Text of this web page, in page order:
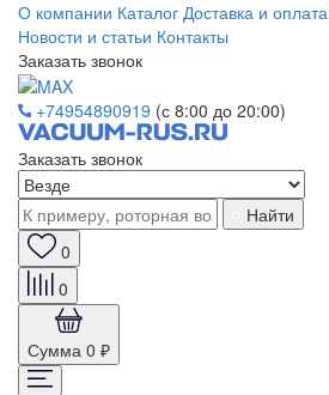
О компании Каталог Доставка и оплата
Новости и статьи Контакты
Заказать звонок
+74954890919 (с 8:00 до 20:00)
Заказать звонок
Найти
0
0
Сумма 0 ₽